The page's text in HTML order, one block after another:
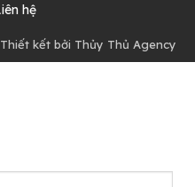
hệ
kết bởi Thủy Thủ Agency